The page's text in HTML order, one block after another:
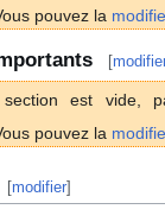
pouvez la
[
est vide,
pouvez la
[modifier]